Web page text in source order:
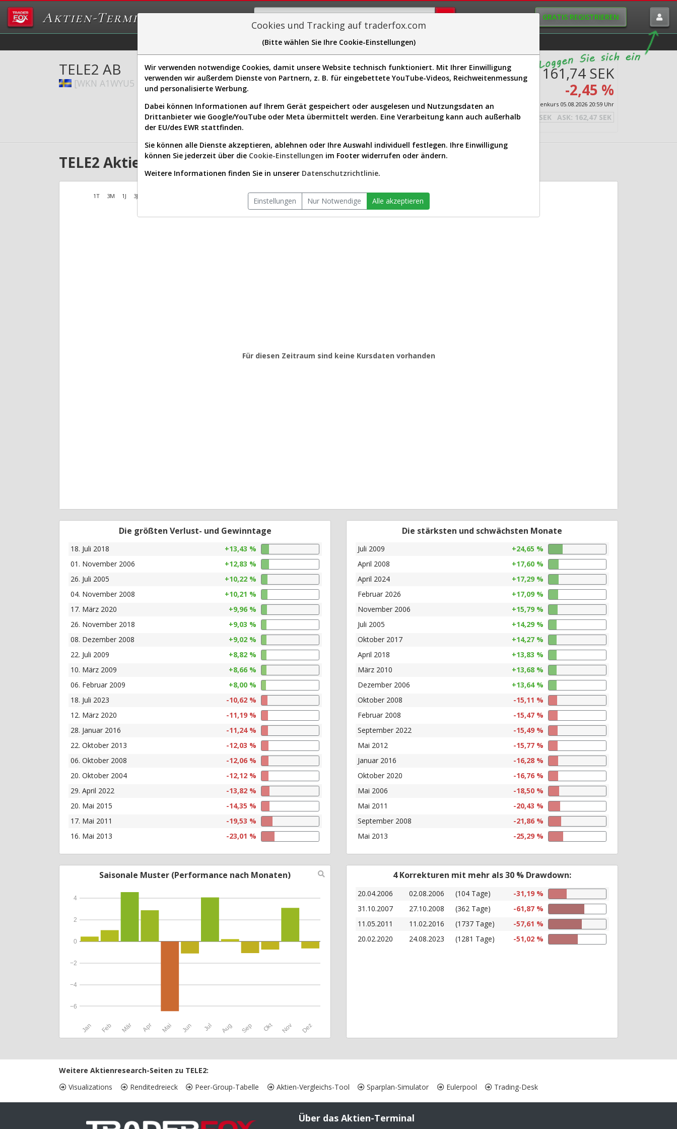
Aktien-Terminal GRATIS REGISTRIEREN
Sector-Spider Easy-Scan Visualizations
TELE2 AB
[WKN A1WYU5 | ISIN SE0005190238]
161,74 SEK
-2,45 %
Echtzeit-Aktienkurs 05.08.2026 20:59 Uhr
BID:161,01 SEK ASK: 162,47 SEK
Website:
http://www.tele2.com/
Sektor:
Communication Services / Telecom
Börsenwert:
115.01 Mrd. SEK
Anzahl
693,582,912
TELE2 Aktien Verlauf seit Beginn (A1WYU5)
1T 3M 1J 3J
Für diesen Zeitraum sind keine Kursdaten vorhanden
Die größten Verlust- und Gewinntage
18. Juli 2018
+13,43 %
01. November 2006
+12,83 %
26. Juli 2005
+10,22 %
04. November 2008
+10,21 %
17. März 2020
+9,96 %
26. November 2018
+9,03 %
08. Dezember 2008
+9,02 %
22. Juli 2009
+8,82 %
10. März 2009
+8,66 %
06. Februar 2009
+8,00 %
18. Juli 2023
-10,62 %
12. März 2020
-11,19 %
28. Januar 2016
-11,24 %
22. Oktober 2013
-12,03 %
06. Oktober 2008
-12,06 %
20. Oktober 2004
-12,12 %
29. April 2022
-13,82 %
20. Mai 2015
-14,35 %
17. Mai 2011
-19,53 %
16. Mai 2013
-23,01 %
Die stärksten und schwächsten Monate
Juli 2009
+24,65 %
April 2008
+17,60 %
April 2024
+17,29 %
Februar 2026
+17,09 %
November 2006
+15,79 %
Juli 2005
+14,29 %
Oktober 2017
+14,27 %
April 2018
+13,83 %
März 2010
+13,68 %
Dezember 2006
+13,64 %
Oktober 2008
-15,11 %
Februar 2008
-15,47 %
September 2022
-15,49 %
Mai 2012
-15,77 %
Januar 2016
-16,28 %
Oktober 2020
-16,76 %
Mai 2006
-18,50 %
Mai 2011
-20,43 %
September 2008
-21,86 %
Mai 2013
-25,29 %
Saisonale Muster (Performance nach Monaten)
Jan Feb Mär Apr Mai Jun Jul Aug Sep Okt Nov Dez
−6
−4
−2
0
2
4
4 Korrekturen mit mehr als 30 % Drawdown:
20.04.2006 02.08.2006 (104 Tage)
-31,19 %
31.10.2007
27.10.2008 (362 Tage)
-61,87 %
11.05.2011
11.02.2016 (1737 Tage)
-57,61 %
20.02.2020
24.08.2023 (1281 Tage) -51,02 %
Weitere Aktienresearch-Seiten zu TELE2:
Visualizations
Renditedreieck Peer-Group-Tabelle Aktien-Vergleichs-Tool Sparplan-Simulator Eulerpool Trading-Desk
Über das Aktien-Terminal
Cookies und Tracking auf traderfox.com
(Bitte wählen Sie Ihre Cookie-Einstellungen)
Wir verwenden notwendige Cookies, damit unsere Website technisch funktioniert. Mit Ihrer Einwilligung
verwenden wir außerdem Dienste von Partnern, z. B. für eingebettete YouTube-Videos, Reichweitenmessung
und personalisierte Werbung.
Dabei können Informationen auf Ihrem Gerät gespeichert oder ausgelesen und Nutzungsdaten an
Drittanbieter wie Google/YouTube oder Meta übermittelt werden. Eine Verarbeitung kann auch außerhalb
der EU/des EWR stattfinden.
Sie können alle Dienste akzeptieren, ablehnen oder Ihre Auswahl individuell festlegen. Ihre Einwilligung
können Sie jederzeit über die Cookie-Einstellungen im Footer widerrufen oder ändern.
Weitere Informationen finden Sie in unserer Datenschutzrichtlinie.
Einstellungen Nur Notwendige Alle akzeptieren